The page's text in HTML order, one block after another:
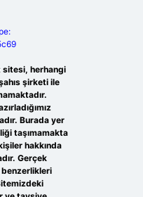
sitesi, herhangi
şirketi ile
Burada yer
taşımamakta
hakkında
Gerçek